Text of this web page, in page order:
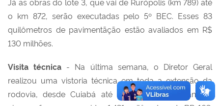
o km 872, serão executadas pelo 5º BEC. Esses 83
quilômetros de pavimentãção estão avaliados em R$
130 milhões.
Visita técnica - Na última semana, o Diretor Geral
realizou uma vistoria técnica em toda a extensão da
rodovia, desde Cuiabá até Santarém/PA. Durante a